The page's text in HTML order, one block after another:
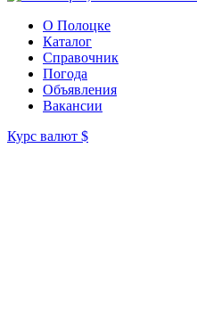
О Полоцке
Каталог
Справочник
Погода
Объявления
Вакансии
Курс валют $